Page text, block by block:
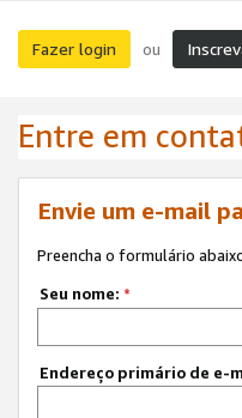
Fazer login ou
Entre em
Envie um e-mail
Preencha o formulário
Seu nome: *
Endereço primário de e-